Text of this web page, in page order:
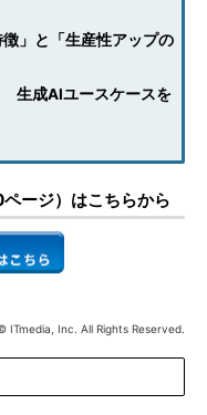
」と「生産性アップの
生成AIユースケースを
ージ）はこちらから
ITmedia, Inc. All Rights Reserved.